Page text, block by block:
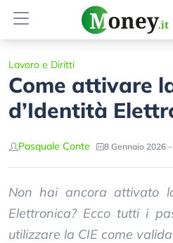
Lavoro e Diritti
Come attivare
d’Identità
Pasquale Conte 8 Gennaio 2026 -
Non hai ancora attivato
Elettronica? Ecco tutti i
utilizzare la CIE come